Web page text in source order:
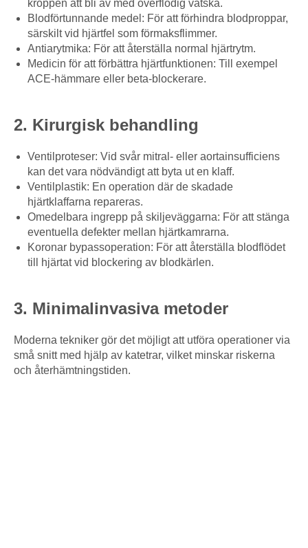
kroppen att bli av med överflödig vätska.
Blodförtunnande medel: För att förhindra blodproppar,
särskilt vid hjärtfel som förmaksflimmer.
Antiarytmika: För att återställa normal hjärtrytm.
Medicin för att förbättra hjärtfunktionen: Till exempel
ACE-hämmare eller beta-blockerare.
2. Kirurgisk behandling
Ventilproteser: Vid svår mitral- eller aortainsufficiens
kan det vara nödvändigt att byta ut en klaff.
Ventilplastik: En operation där de skadade
hjärtklaffarna repareras.
Omedelbara ingrepp på skiljeväggarna: För att stänga
eventuella defekter mellan hjärtkamrarna.
Koronar bypassoperation: För att återställa blodflödet
till hjärtat vid blockering av blodkärlen.
3. Minimalinvasiva metoder
Moderna tekniker gör det möjligt att utföra operationer via
små snitt med hjälp av katetrar, vilket minskar riskerna
och återhämtningstiden.